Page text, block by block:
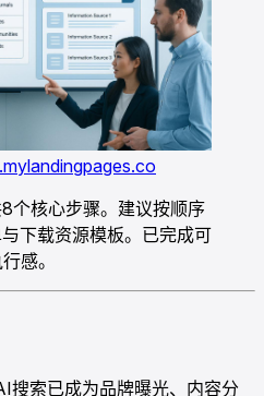
个核心步骤。建议按顺序
下载资源模板。已完成可
感。
搜索已成为品牌曝光、内容分